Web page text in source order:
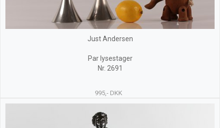
Just Andersen
Par lysestager
Nr. 2691
995,- DKK